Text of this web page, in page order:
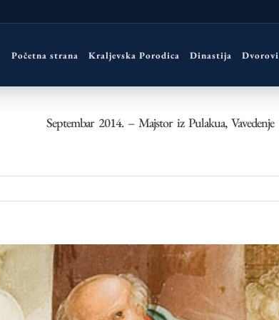
Početna strana Kraljevska Porodica Dinastija Dvorovi
Septembаr 2014. – Majstor iz Pulakua, Vavedenje